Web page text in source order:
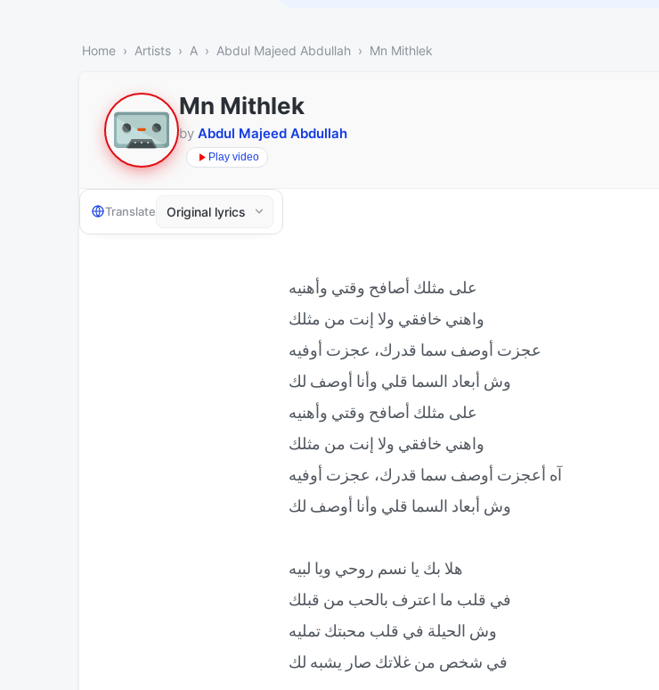
Home Artists A Abdul Majeed Abdullah Mn Mithlek
Mn Mithlek
by Abdul Majeed Abdullah
Play video
Translate
على مثلك أصافح وقتي وأهنيه
واهني خافقي ولا إنت من مثلك
عجزت أوصف سما قدرك، عجزت أوفيه
وش أبعاد السما قلي وأنا أوصف لك
على مثلك أصافح وقتي وأهنيه
واهني خافقي ولا إنت من مثلك
آه أعجزت أوصف سما قدرك، عجزت أوفيه
وش أبعاد السما قلي وأنا أوصف لك
هلا بك يا نسم روحي ويا لبيه
في قلب ما اعترف بالحب من قبلك
وش الحيلة في قلب محبتك تمليه
في شخص من غلاتك صار يشبه لك